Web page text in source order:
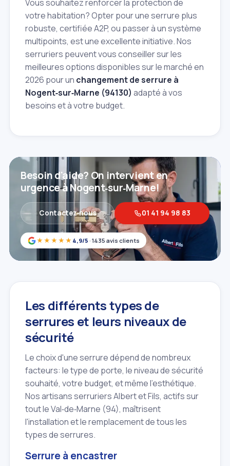
Vous souhaitez renforcer la protection de
votre habitation? Opter pour une serrure plus
robuste, certifiée A2P, ou passer à un système
multipoints, est une excellente initiative. Nos
serruriers peuvent vous conseiller sur les
meilleures options disponibles sur le marché en
2026 pour un changement de serrure à
Nogent‑sur‑Marne (94130) adapté à vos
besoins et à votre budget.
★★★★★ 4,9/5 · 1435 avis clients
Besoin d'aide? On intervient en
urgence à Nogent‑sur‑Marne!
Contactez‑nous 01 41 94 98 83
Les différents types de
serrures et leurs niveaux de
sécurité
Le choix d'une serrure dépend de nombreux
facteurs: le type de porte, le niveau de sécurité
souhaité, votre budget, et même l'esthétique.
Nos artisans serruriers Albert et Fils, actifs sur
tout le Val‑de‑Marne (94), maîtrisent
l'installation et le remplacement de tous les
types de serrures.
Serrure à encastrer